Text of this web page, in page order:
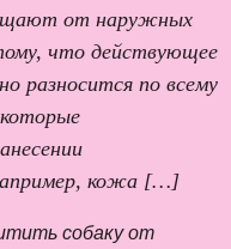
от наружных
что действующее
разносится по всему
кожа […]
собаку от